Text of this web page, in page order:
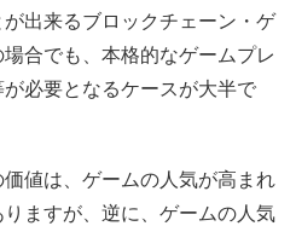
出来るブロックチェーン・ゲ
合でも、本格的なゲームプレ
必要となるケースが大半で
値は、ゲームの人気が高まれ
ますが、逆に、ゲームの人気